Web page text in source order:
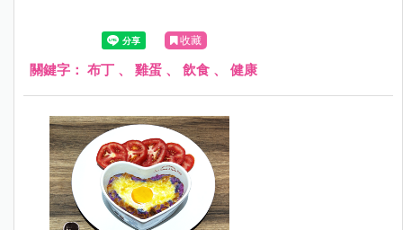
收藏
關鍵字： 布丁 、 雞蛋 、 飲食 、 健康